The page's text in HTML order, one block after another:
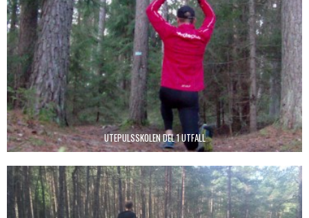
UTEPULSSKOLEN DEL 1 UTFALL